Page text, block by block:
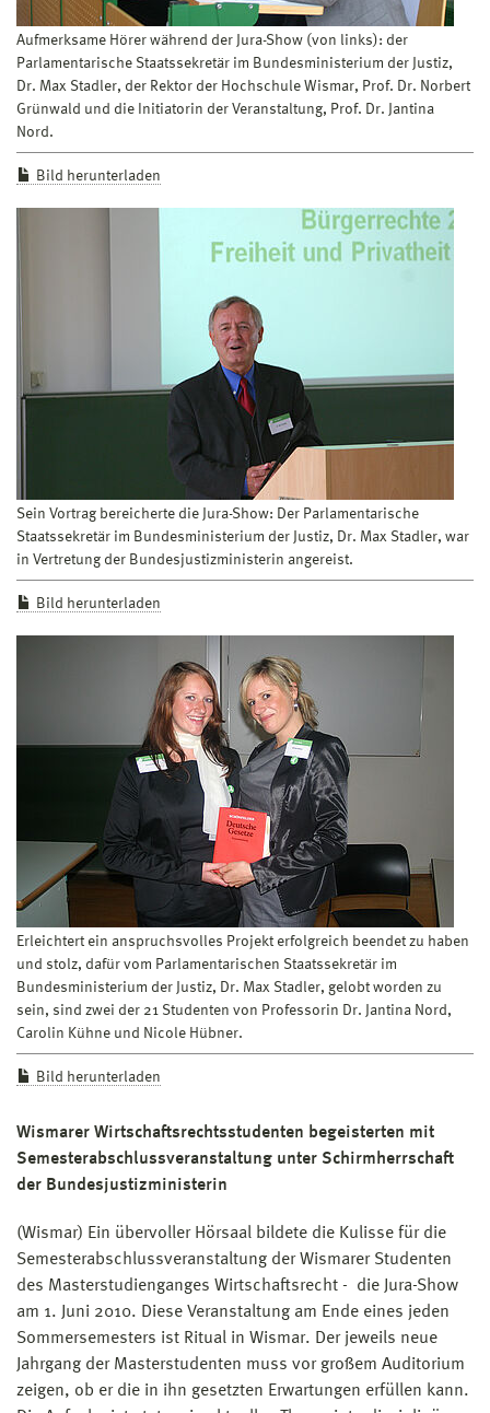
Aufmerksame Hörer während der Jura-Show (von links): der
Parlamentarische Staatssekretär im Bundesministerium der Justiz,
Dr. Max Stadler, der Rektor der Hochschule Wismar, Prof. Dr. Norbert
Grünwald und die Initiatorin der Veranstaltung, Prof. Dr. Jantina
Nord.
Bild herunterladen
Sein Vortrag bereicherte die Jura-Show: Der Parlamentarische
Staatssekretär im Bundesministerium der Justiz, Dr. Max Stadler, war
in Vertretung der Bundesjustizministerin angereist.
Bild herunterladen
Erleichtert ein anspruchsvolles Projekt erfolgreich beendet zu haben
und stolz, dafür vom Parlamentarischen Staatssekretär im
Bundesministerium der Justiz, Dr. Max Stadler, gelobt worden zu
sein, sind zwei der 21 Studenten von Professorin Dr. Jantina Nord,
Carolin Kühne und Nicole Hübner.
Bild herunterladen
Wismarer Wirtschaftsrechtsstudenten begeisterten mit
Semesterabschluss­veranstaltung unter Schirmherrschaft
der Bundesjustizministerin
(Wismar) Ein übervoller Hörsaal bildete die Kulisse für die
Semesterabschlussveranstaltung der Wismarer Studenten
des Masterstudienganges Wirtschaftsrecht - die Jura-Show
am 1. Juni 2010. Diese Veranstaltung am Ende eines jeden
Sommersemesters ist Ritual in Wismar. Der jeweils neue
Jahrgang der Masterstudenten muss vor großem Auditorium
zeigen, ob er die in ihn gesetzten Erwartungen erfüllen kann.